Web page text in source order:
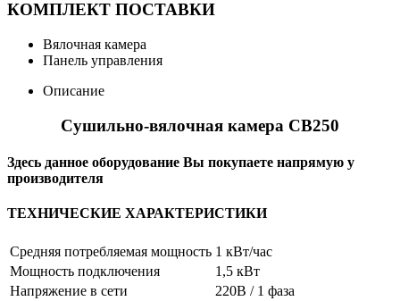
КОМПЛЕКТ ПОСТАВКИ
Вялочная камера
Панель управления
Описание
Сушильно-вялочная камера СВ250
Здесь данное оборудование Вы покупаете напрямую у
производителя
ТЕХНИЧЕСКИЕ ХАРАКТЕРИСТИКИ
Средняя потребляемая мощность 1 кВт/час
Мощность подключения
1,5 кВт
Напряжение в сети
220В / 1 фаза